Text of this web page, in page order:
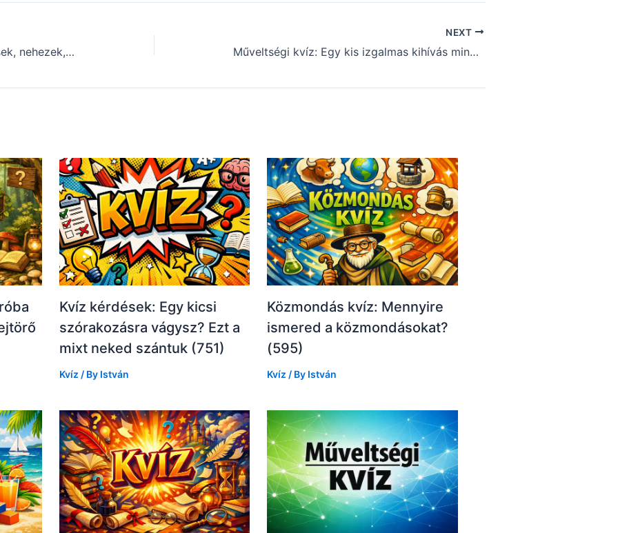
Kvízkérdés csokor: Ezek a kérdések, nehezek, de érdekesek (794)
NEXT
Műveltségi kvíz: Egy kis izgalmas kihívás mindenkinek (854)
Kvíz kérdések: Egy kicsi
szórakozásra vágysz? Ezt a
mixt neked szántuk (751)
Kvíz / By István
Közmondás kvíz: Mennyire
ismered a közmondásokat?
(595)
Kvíz / By István